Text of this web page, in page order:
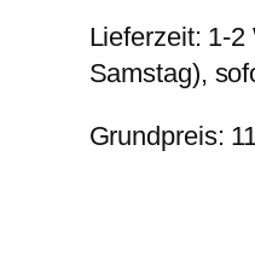
Lieferzeit: 1-2
Samstag),
Grundpreis: